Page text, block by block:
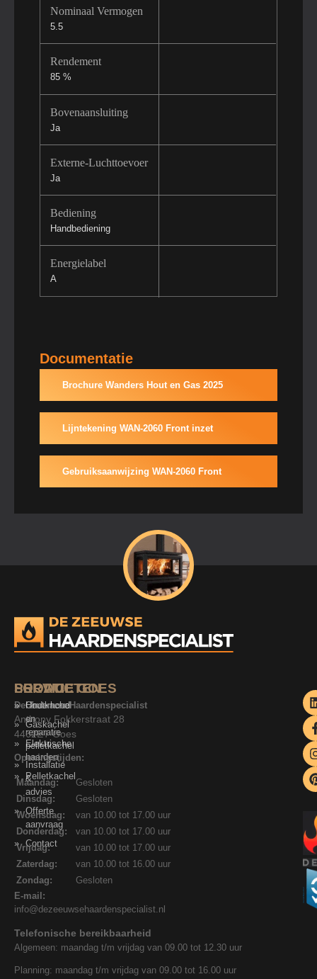
Nominaal Vermogen
5.5
Rendement
85 %
Bovenaansluiting
Ja
Externe-Luchttoevoer
Ja
Bediening
Handbediening
Energielabel
A
Documentatie
Brochure Wanders Hout en Gas 2025
Lijntekening WAN-2060 Front inzet
Gebruiksaanwijzing WAN-2060 Front
SERVICE
Onderhoud
en
reparatie
pelletkachel
Installatie
&
advies
Offerte
aanvraag
Contact
PRODUCTEN
Houtkachel
Gaskachel
Elektrische
haarden
Pelletkachel
LOCATIE GOES
De Zeeuwse Haardenspecialist
Anthony Fokkerstraat 28
4462ET Goes
Openingstijden:
Maandag:
Gesloten
Dinsdag:
Gesloten
Woensdag:
van 10.00 tot 17.00 uur
Donderdag:
van 10.00 tot 17.00 uur
Vrijdag:
van 10.00 tot 17.00 uur
Zaterdag:
van 10.00 tot 16.00 uur
Zondag:
Gesloten
E-mail:
info@dezeeuwsehaardenspecialist.nl
Telefonische bereikbaarheid
Algemeen: maandag t/m vrijdag van 09.00 tot 12.30 uur
Planning: maandag t/m vrijdag van 09.00 tot 16.00 uur